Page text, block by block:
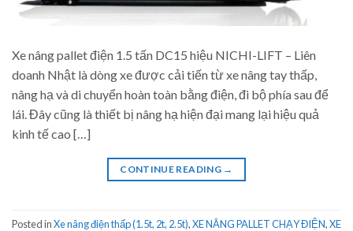
Xe nâng pallet điện 1.5 tấn DC15 hiệu NICHI-LIFT – Liên
doanh Nhật là dòng xe được cải tiến từ xe nâng tay thấp,
nâng hạ và di chuyển hoàn toàn bằng điện, đi bộ phía sau để
lái. Đây cũng là thiết bị nâng hạ hiện đại mang lại hiệu quả
kinh tế cao […]
CONTINUE READING →
Posted inXe nâng điện thấp (1.5t, 2t, 2.5t),XE NÂNG PALLET CHẠY ĐIỆN,XE